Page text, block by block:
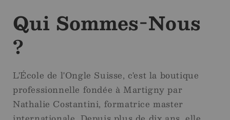
Qui Sommes-Nous
?
L'École de l'Ongle Suisse, c'est la boutique
professionnelle fondée à Martigny par
Nathalie Costantini, formatrice master